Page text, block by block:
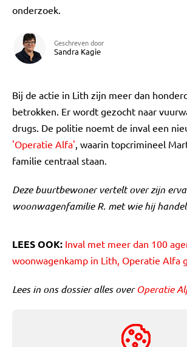
onderzoek.
Geschreven door
Sandra Kagie
Bij de actie in Lith zijn meer dan
betrokken. Er wordt gezocht naar
drugs. De politie noemt de inval een
'Operatie Alfa', waarin topcrimineel
familie centraal staan.
Deze buurtbewoner vertelt over zijn
woonwagenfamilie R. met wie hij
LEES OOK: Inval met meer dan 100
woonwagenkamp in Lith, Operatie Alfa
Lees in ons dossier alles overOperatie